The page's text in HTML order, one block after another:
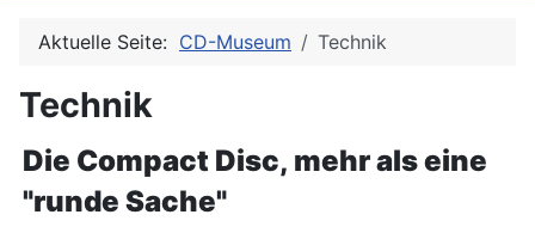
Aktuelle Seite: CD-Museum Technik
Technik
Die Compact Disc, mehr als eine
"runde Sache"